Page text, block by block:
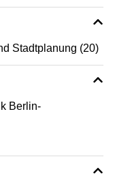
Stadtplanung (20)
Berlin-